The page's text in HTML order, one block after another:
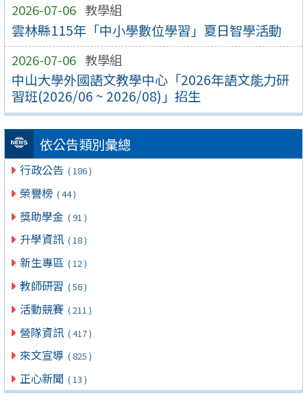
2026-07-06 教學組
雲林縣115年「中小學數位學習」夏日智學活動
2026-07-06 教學組
中山大學外國語文教學中心「2026年語文能力研
習班(2026/06 ~ 2026/08)」招生
依公告類別彙總
行政公告 ( 186 )
榮譽榜 ( 44 )
獎助學金 ( 91 )
升學資訊 ( 18 )
新生專區 ( 12 )
教師研習 ( 56 )
活動競賽 ( 211 )
營隊資訊 ( 417 )
來文宣導 ( 825 )
正心新聞 ( 13 )